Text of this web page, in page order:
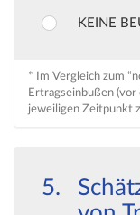
KEINE
* Im Vergleich zum
Ertragseinbußen
jeweiligen Zeitpunkt